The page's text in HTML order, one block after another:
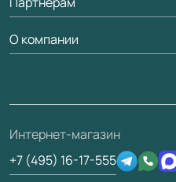
Рейки, баффели, стеллажи
Погонаж
Гарантия
Вопрос-ответ
Отзывы клиентов
Техническая информация
Доставка
Дизайнерам / архитекторам
3D-модели
О компании
О фабрике
Сертификаты
Производство
Интернет-магазин
+7 (495) 16-17-555